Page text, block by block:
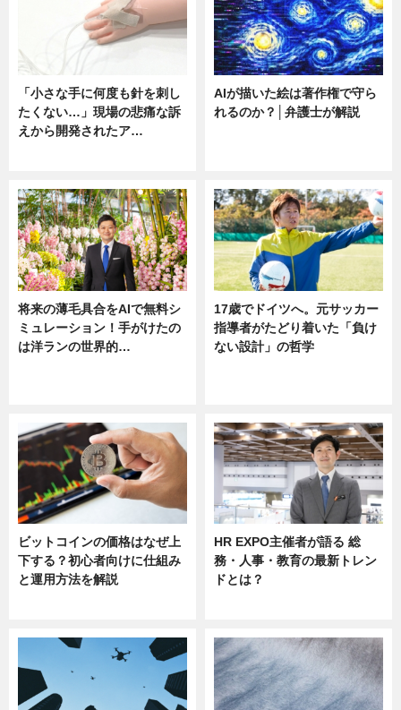
「小さな手に何度も針を刺し
たくない…」現場の悲痛な訴
えから開発されたア…
AIが描いた絵は著作権で守ら
れるのか？│弁護士が解説
将来の薄毛具合をAIで無料シ
ミュレーション！手がけたの
は洋ランの世界的…
17歳でドイツへ。元サッカー
指導者がたどり着いた「負け
ない設計」の哲学
ビットコインの価格はなぜ上
下する？初心者向けに仕組み
と運用方法を解説
HR EXPO主催者が語る 総
務・人事・教育の最新トレン
ドとは？